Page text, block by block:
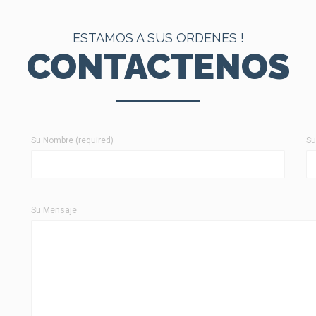
ESTAMOS A SUS ORDENES !
CONTACTENOS
Su Nombre (required)
Su Mensaje